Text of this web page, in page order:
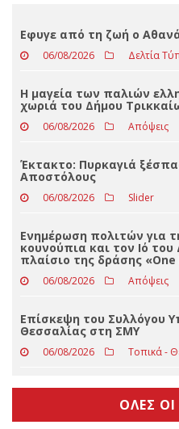
ΤΕΛΕΥΤΑΊΑ ΝΈΑ
Εφυγε από τη ζωή ο
06/08/2026 Δελτία
Η μαγεία των παλιών
χωριά του Δήμου
06/08/2026 Απόψεις
Έκτακτο: Πυρκαγιά
Αποστόλους
06/08/2026 Slider
κουνούπια και τον Ιό του
πλαίσιο της δράσης «One
06/08/2026 Απόψεις
Επίσκεψη του Συλλόγου
Θεσσαλίας στη ΣΜΥ
06/08/2026 Τοπικά -